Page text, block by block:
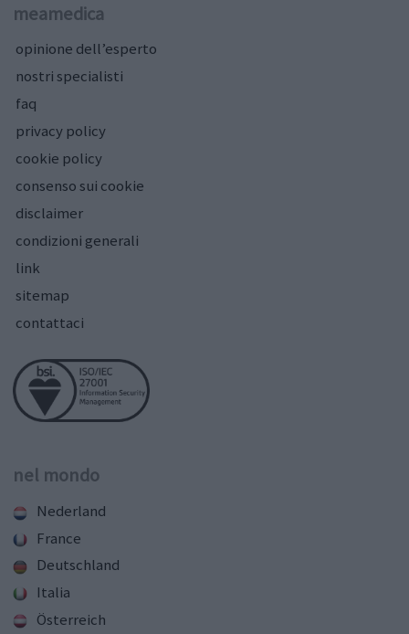
meamedica
opinione dell’esperto
nostri specialisti
faq
privacy policy
cookie policy
consenso sui cookie
disclaimer
condizioni generali
link
sitemap
contattaci
nel mondo
Nederland
France
Deutschland
Italia
Österreich